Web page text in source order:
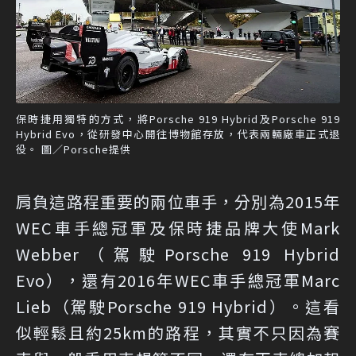
保時捷用獨特的方式，將Porsche 919 Hybrid及Porsche 919
Hybrid Evo，從研發中心開往博物館存放，代表兩輛廠車正式退
役。 圖／Porsche提供
肩負這路程重要的兩位車手，分別為2015年
WEC車手總冠軍及保時捷品牌大使Mark
Webber（駕駛Porsche 919 Hybrid
Evo），還有2016年WEC車手總冠軍Marc
Lieb（駕駛Porsche 919 Hybrid）。這看
似輕鬆且約25km的路程，其實不只因為賽